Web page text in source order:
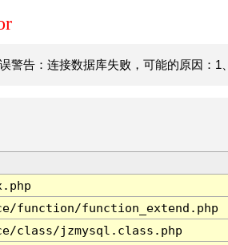
警告：连接数据库失败，可能的原因：1
function/function_extend.php
class/jzmysql.class.php